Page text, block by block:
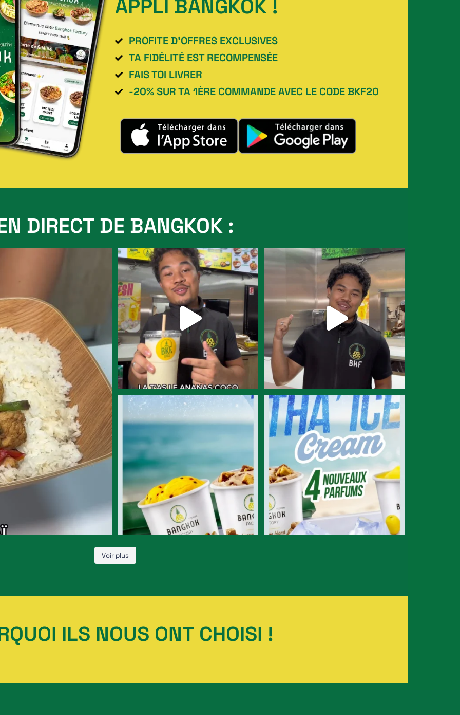
APPLI BANGKOK !
PROFITE D’OFFRES EXCLUSIVES
TA FIDÉLITÉ EST RECOMPENSÉE
FAIS TOI LIVRER
-20% SUR TA 1ÈRE COMMANDE AVEC LE CODE BKF20
DIRECT DE BANGKOK :
Alors pour vous le smoothie c’est un dessert
ou...
8 0
Team sucré-salé ? Ce plat est fait pour
vous....
12 0
ET TOI, TU CRAQUES POUR QUEL PARFUM ?
3 0
ET TOI, TU CRAQUES POUR QUEL PARFUM ?
7 0
Voir plus
ILS NOUS ONT CHOISI !